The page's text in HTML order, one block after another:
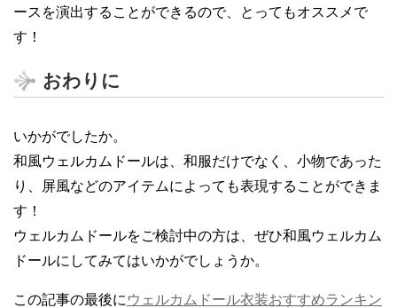
ースを演出することができるので、とってもオススメで
す！
おわりに
いかがでしたか。
和風ウェルカムドールは、和服だけでなく、小物であった
り、屏風などのアイテムによっても表現することができま
す！
ウェルカムドールをご検討中の方は、ぜひ和風ウェルカム
ドールにしてみてはいかがでしょうか。
この記事の最後に ウェルカムドール衣装おすすめランキン